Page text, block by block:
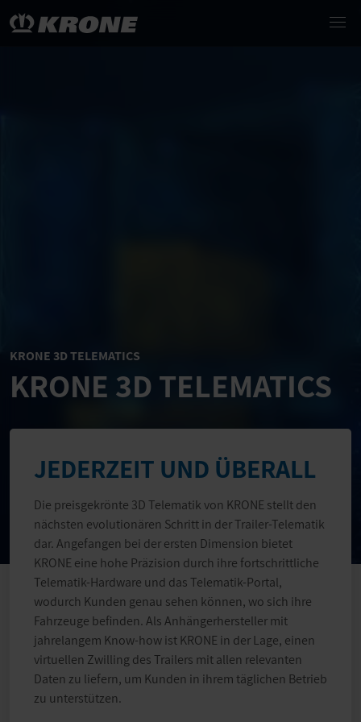
KRONE 3D TELEMATICS
KRONE 3D TELEMATICS
JEDERZEIT UND ÜBERALL
Die preisgekrönte 3D Telematik von KRONE stellt den
nächsten evolutionären Schritt in der Trailer-Telematik
dar. Angefangen bei der ersten Dimension bietet
KRONE eine hohe Präzision durch ihre fortschrittliche
Telematik-Hardware und das Telematik-Portal,
wodurch Kunden genau sehen können, wo sich ihre
Fahrzeuge befinden. Als Anhängerhersteller mit
jahrelangem Know-how ist KRONE in der Lage, einen
virtuellen Zwilling des Trailers mit allen relevanten
Daten zu liefern, um Kunden in ihrem täglichen Betrieb
zu unterstützen.